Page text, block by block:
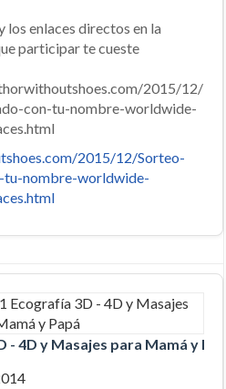
los enlaces directos en la
participar te cueste
2015/12/
con-tu-nombre-worldwide-
2015/12/Sorteo-
tu-nombre-worldwide-
- 4D y Masajes para Mamá y